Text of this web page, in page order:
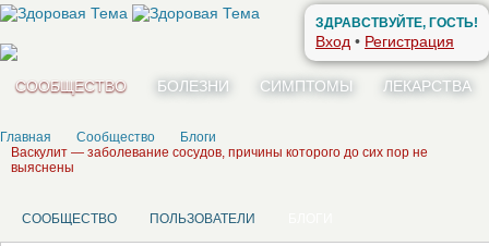
ЗДРАВСТВУЙТЕ, ГОСТЬ!
Вход • Регистрация
СООБЩЕСТВО БОЛЕЗНИ СИМПТОМЫ ЛЕКАРСТВА
Главная Сообщество
Блоги
Васкулит — заболевание сосудов, причины которого до сих пор не
выяснены
СООБЩЕСТВО ПОЛЬЗОВАТЕЛИ